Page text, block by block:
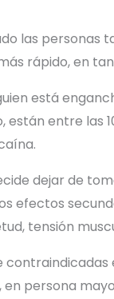
las personas
rápido, en
está
están entre las
dejar de
efectos
tensión
persona